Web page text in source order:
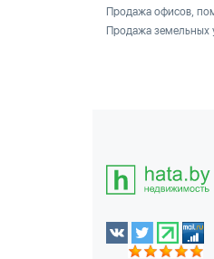
Продажа офисов,
Продажа земельных